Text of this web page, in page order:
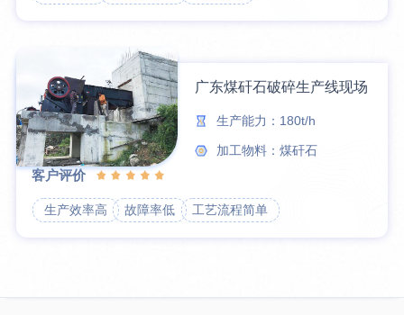
广东煤矸石破碎生产线现场
生产能力：180t/h
加工物料：煤矸石
客户评价
生产效率高 故障率低 工艺流程简单